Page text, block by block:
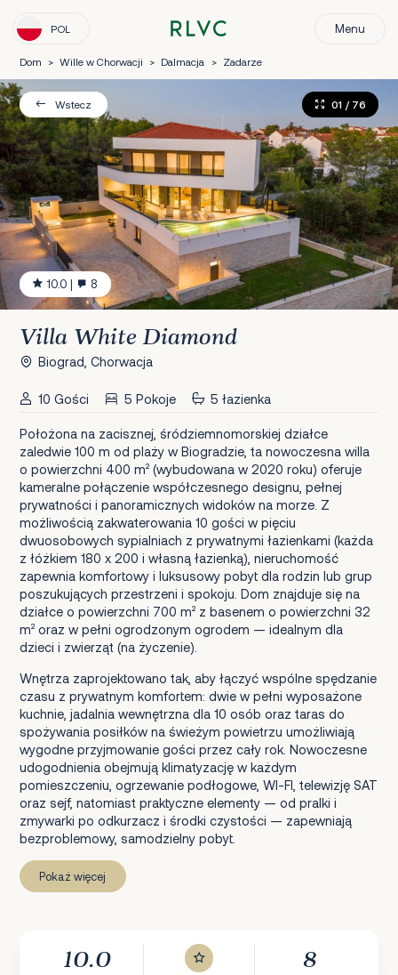
POL Menu
Dom > Wille w Chorwacji > Dalmacja > Zadarze
Wstecz
10.0 | 8
01 / 76
Villa White Diamond
Biograd, Chorwacja
10 Gości 5 Pokoje 5 łazienka
Położona na zacisznej, śródziemnomorskiej działce
zaledwie 100 m od plaży w Biogradzie, ta nowoczesna willa
o powierzchni 400 m² (wybudowana w 2020 roku) oferuje
kameralne połączenie współczesnego designu, pełnej
prywatności i panoramicznych widoków na morze. Z
możliwością zakwaterowania 10 gości w pięciu
dwuosobowych sypialniach z prywatnymi łazienkami (każda
z łóżkiem 180 x 200 i własną łazienką), nieruchomość
zapewnia komfortowy i luksusowy pobyt dla rodzin lub grup
poszukujących przestrzeni i spokoju. Dom znajduje się na
działce o powierzchni 700 m² z basenem o powierzchni 32
m² oraz w pełni ogrodzonym ogrodem — idealnym dla
dzieci i zwierząt (na życzenie).
Wnętrza zaprojektowano tak, aby łączyć wspólne spędzanie
czasu z prywatnym komfortem: dwie w pełni wyposażone
kuchnie, jadalnia wewnętrzna dla 10 osób oraz taras do
spożywania posiłków na świeżym powietrzu umożliwiają
wygodne przyjmowanie gości przez cały rok. Nowoczesne
udogodnienia obejmują klimatyzację w każdym
pomieszczeniu, ogrzewanie podłogowe, WI-FI, telewizję SAT
oraz sejf, natomiast praktyczne elementy — od pralki i
zmywarki po odkurzacz i środki czystości — zapewniają
bezproblemowy, samodzielny pobyt.
Pokaż więcej
10.0 8